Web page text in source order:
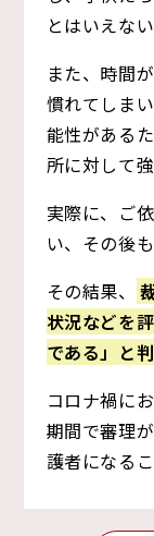
とはいえな
また、時間
慣れてしま
能性がある
所に対して
実際に、ご
い、その後
その結果、
状況などを
である」と
コロナ禍に
期間で審理
護者になる